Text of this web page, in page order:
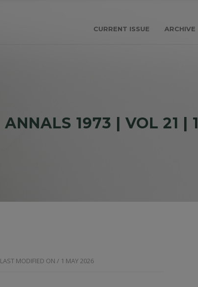
CURRENT ISSUE ARCHIVE
ANNALS 1973 | VOL 21 | 1
LAST MODIFIED ON / 1 MAY 2026